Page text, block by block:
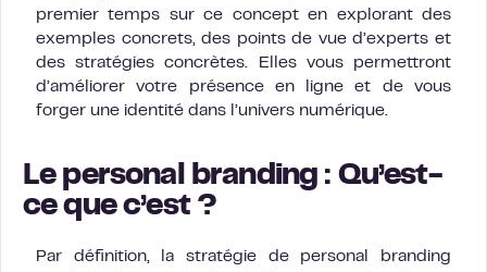
premier temps sur ce concept en explorant des
exemples concrets, des points de vue d’experts et
des stratégies concrètes. Elles vous permettront
d’améliorer votre présence en ligne et de vous
forger une identité dans l’univers numérique.
Le personal branding : Qu’est-
ce que c’est ?
Par définition, la stratégie de personal branding